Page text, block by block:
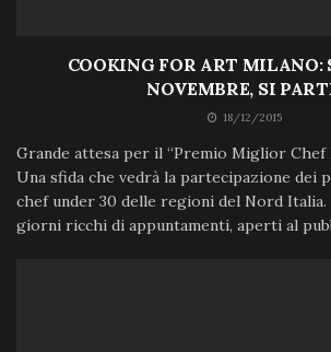
COOKING FOR ART MILANO:
NOVEMBRE, SI
18/12/2015
Grande attesa per il “Premio Miglior Chef
Una sfida che vedrà la partecipazione dei
chef under 30 delle regioni del Nord
giorni ricchi di appuntamenti, aperti al